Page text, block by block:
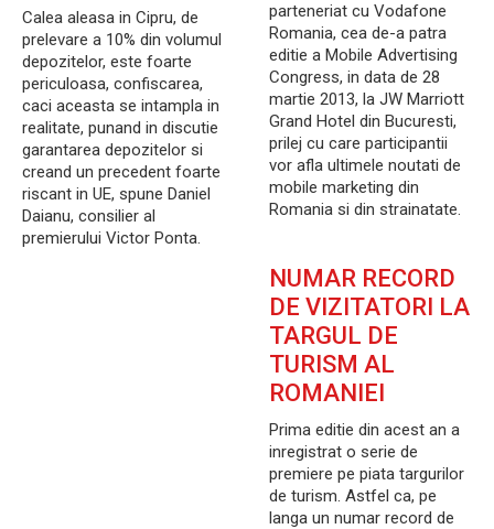
Calea aleasa in Cipru, de
prelevare a 10% din volumul
depozitelor, este foarte
periculoasa, confiscarea,
caci aceasta se intampla in
realitate, punand in discutie
garantarea depozitelor si
creand un precedent foarte
riscant in UE, spune Daniel
Daianu, consilier al
premierului Victor Ponta.
parteneriat cu Vodafone
Romania, cea de-a patra
editie a Mobile Advertising
Congress, in data de 28
martie 2013, la JW Marriott
Grand Hotel din Bucuresti,
prilej cu care participantii
vor afla ultimele noutati de
mobile marketing din
Romania si din strainatate.
NUMAR RECORD
DE VIZITATORI LA
TARGUL DE
TURISM AL
ROMANIEI
Prima editie din acest an a
inregistrat o serie de
premiere pe piata targurilor
de turism. Astfel ca, pe
langa un numar record de